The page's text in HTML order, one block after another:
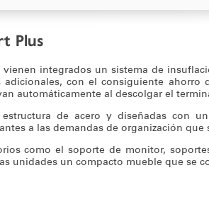
Cocleares
guide
Plus
vienen integrados un sistema de
con el consiguiente ahorro
automáticamente al descolgar el
estructura de acero y diseñadas con
a las demandas de organización
como el soporte de monitor,
unidades un compacto mueble que se